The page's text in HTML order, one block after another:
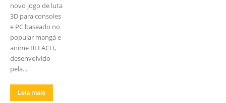
novo jogo de luta
3D para consoles
e PC baseado no
popular mangá e
anime BLEACH,
desenvolvido
pela...
Leia mais